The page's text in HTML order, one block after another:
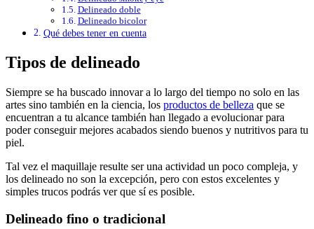
Delineado doble
Delineado bicolor
Qué debes tener en cuenta
Tipos de delineado
Siempre se ha buscado innovar a lo largo del tiempo no solo en las
artes sino también en la ciencia, los productos de belleza que se
encuentran a tu alcance también han llegado a evolucionar para
poder conseguir mejores acabados siendo buenos y nutritivos para tu
piel.
Tal vez el maquillaje resulte ser una actividad un poco compleja, y
los delineado no son la excepción, pero con estos excelentes y
simples trucos podrás ver que sí es posible.
Delineado fino o tradicional